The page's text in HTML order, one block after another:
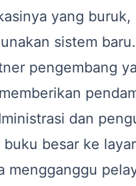
yang
sistem baru.
pengembang
dan
buku besar ke
mengganggu